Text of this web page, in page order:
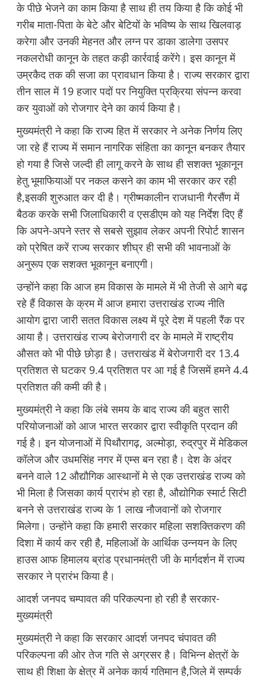
के पीछे भेजने का काम किया है साथ ही तय किया है कि कोई भी
गरीब माता-पिता के बेटे और बेटियों के भविष्य के साथ खिलवाड़
करेगा और उनकी मेहनत और लग्न पर डाका डालेगा उसपर
नकलरोधी कानून के तहत कड़ी कार्रवाई करेंगे। इस कानून में
उम्रकैद तक की सजा का प्रावधान किया है। राज्य सरकार द्वारा
तीन साल में 19 हजार पदों पर नियुक्ति प्रक्रिया संपन्न करवा
कर युवाओं को रोजगार देने का कार्य किया है।
मुख्यमंत्री ने कहा कि राज्य हित में सरकार ने अनेक निर्णय लिए
जा रहे हैं राज्य में समान नागरिक संहिता का कानून बनकर तैयार
हो गया है जिसे जल्दी ही लागू करने के साथ ही सशक्त भूकानून
हेतु भूमाफियाओं पर नकल कसने का काम भी सरकार कर रही
है,इसकी शुरुआत कर दी है। ग्रीष्मकालीन राजधानी गैरसैंण में
बैठक करके सभी जिलाधिकारी व एसडीएम को यह निर्देश दिए हैं
कि अपने-अपने स्तर से सबसे सुझाव लेकर अपनी रिपोर्ट शासन
को प्रेषित करें राज्य सरकार शीघ्र ही सभी की भावनाओं के
अनुरूप एक सशक्त भूकानून बनाएगी।
उन्होंने कहा कि आज हम विकास के मामले में भी तेजी से आगे बढ़
रहे हैं विकास के क्रम में आज हमारा उत्तराखंड राज्य नीति
आयोग द्वारा जारी सतत विकास लक्ष्य में पूरे देश में पहली रैंक पर
आया है। उत्तराखंड राज्य बेरोजगारी दर के मामले में राष्ट्रीय
औसत को भी पीछे छोड़ा है। उत्तराखंड में बेरोजगारी दर 13.4
प्रतिशत से घटकर 9.4 प्रतिशत पर आ गई है जिसमें हमने 4.4
प्रतिशत की कमी की है।
मुख्यमंत्री ने कहा कि लंबे समय के बाद राज्य की बहुत सारी
परियोजनाओं को आज भारत सरकार द्वारा स्वीकृति प्रदान की
गई है। इन योजनाओं में पिथौरागढ़, अल्मोड़ा, रुद्रपुर में मेडिकल
कॉलेज और उधमसिंह नगर में एम्स बन रहा है। देश के अंदर
बनने वाले 12 औद्यौगिक आस्थानों मे से एक उत्तराखंड राज्य को
भी मिला है जिसका कार्य प्रारंभ हो रहा है, औद्योगिक स्मार्ट सिटी
बनने से उत्तराखंड राज्य के 1 लाख नौजवानों को रोजगार
मिलेगा। उन्होंने कहा कि हमारी सरकार महिला सशक्तिकरण की
दिशा में कार्य कर रही है, महिलाओं के आर्थिक उन्नयन के लिए
हाउस आफ हिमालय ब्रांड प्रधानमंत्री जी के मार्गदर्शन में राज्य
सरकार ने प्रारंभ किया है।
आदर्श जनपद चम्पावत की परिकल्पना हो रही है सरकार-
मुख्यमंत्री
मुख्यमंत्री ने कहा कि सरकार आदर्श जनपद चंपावत की
परिकल्पना की ओर तेज गति से अग्रसर है। विभिन्न क्षेत्रों के
साथ ही शिक्षा के क्षेत्र में अनेक कार्य गतिमान है,जिले में सम्पर्क